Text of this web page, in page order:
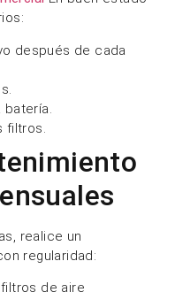
realice un
regularidad:
de aire
piezas móviles.
de la batería (para
y
la